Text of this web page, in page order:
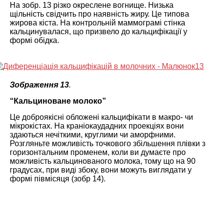
На зобр. 13 різко окреслене вогнище. Низька
щільність свідчить про наявність жиру. Це типова
жирова кіста. На контрольній маммограмі стінка
кальцинувалася, що призвело до кальцифікації у
формі обідка.
Зображення 13.
“Кальциноване молоко”
Це доброякісні обложені кальцифікати в макро- чи
мікрокістах. На краніокаудадних проекціях вони
здаються нечіткими, круглими чи аморфними.
Розгляньте можливість точкового збільшення плівки з
горизонтальним променем, коли ви думаєте про
можливість кальцинованого молока, тому що на 90
градусах, при виді збоку, вони можуть виглядати у
формі півмісяця (зобр 14).